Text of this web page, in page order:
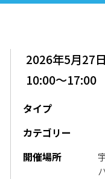
2026年5月27
10:00～17:00
タイプ
カテゴリー
開催場所